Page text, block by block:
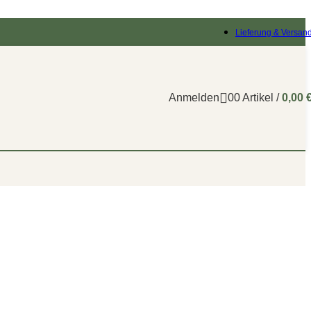
Lieferung &
Anmelden 00Artikel / 0,00